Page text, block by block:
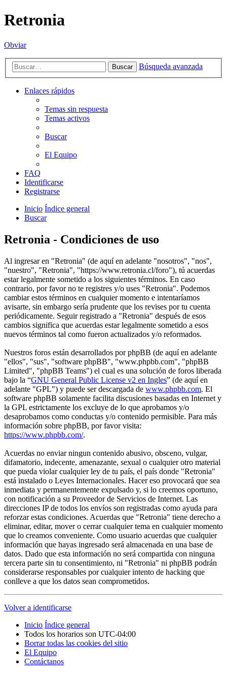
Retronia
Obviar
Buscar Búsqueda avanzada
Enlaces rápidos
Temas sin respuesta
Temas activos
Buscar
El Equipo
FAQ
Identificarse
Registrarse
Inicio Índice general
Buscar
Retronia - Condiciones de uso
Al ingresar en "Retronia" (de aquí en adelante "nosotros", "nos",
"nuestro", "Retronia", "https://www.retronia.cl/foro"), tú acuerdas
estar legalmente sometido a los siguientes términos. En caso
contrario, por favor no te registres y/o uses "Retronia". Podemos
cambiar estos términos en cualquier momento e intentaríamos
avisarte, sin embargo sería prudente que los revises por tu cuenta
periódicamente. Seguir registrado a "Retronia" después de esos
cambios significa que acuerdas estar legalmente sometido a esos
nuevos términos tal como fueron actualizados y/o reformados.
Nuestros foros están desarrollados por phpBB (de aquí en adelante
"ellos", "sus", "software phpBB", "www.phpbb.com", "phpBB
Limited", "phpBB Teams") el cual es una solución de foros liberada
bajo la “GNU General Public License v2 en Ingles” (de aquí en
adelante "GPL") y puede ser descargada de www.phpbb.com. El
software phpBB solamente facilita discusiones basadas en Internet y
la GPL estrictamente los excluye de lo que aprobamos y/o
desaprobamos como conductas y/o contenido permisible. Para más
información sobre phpBB, por favor visita:
https://www.phpbb.com/.
Acuerdas no enviar ningun contenido abusivo, obsceno, vulgar,
difamatorio, indecente, amenazante, sexual o cualquier otro material
que pueda violar cualquier ley de tu país, el país donde "Retronia"
está instalado o Leyes Internacionales. Hacer eso provocará que sea
inmediata y permanentemente expulsado y, si lo creemos oportuno,
con notificación a su Proveedor de Servicios de Internet. Las
direcciones IP de todos los envíos son registradas como ayuda para
reforzar estas condiciones. Acuerdas que "Retronia" tiene derecho a
eliminar, editar, mover o cerrar cualquier tema en cualquier momento
que lo creamos conveniente. Como usuario acuerdas que cualquier
información que hayas ingresado será almacenada en una base de
datos. Dado que esta información no será compartida con ninguna
tercera parte sin tu consentimiento, ni "Retronia" ni phpBB podrán
considerarse responsables por cualquier intento de hacking que
conlleve a que los datos sean comprometidos.
Volver a identificarse
Inicio Índice general
Todos los horarios son UTC-04:00
Borrar todas las cookies del sitio
El Equipo
Contáctanos